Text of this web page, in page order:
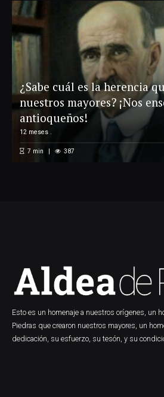
¿Sabe cuál es la herencia
nuestros mayores? ¡Nos
antioqueños!
12 meses .
7 min 387
Esto es un homenaje a nuestros orígenes, un
Piedras que crearon nuestros mayores, un
dedicación, su esfuerzo, su tesón, y su